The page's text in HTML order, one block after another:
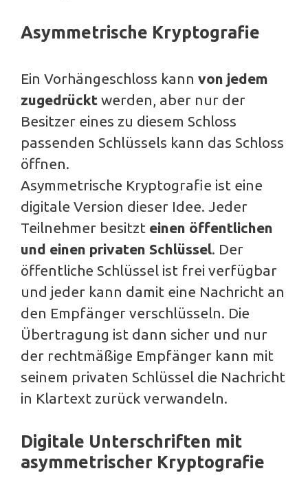
Asymmetrische Kryptografie
Ein Vorhängeschloss kann von jedem
zugedrückt werden, aber nur der
Besitzer eines zu diesem Schloss
passenden Schlüssels kann das Schloss
öffnen.
Asymmetrische Kryptografie ist eine
digitale Version dieser Idee. Jeder
Teilnehmer besitzt einen öffentlichen
und einen privaten Schlüssel. Der
öffentliche Schlüssel ist frei verfügbar
und jeder kann damit eine Nachricht an
den Empfänger verschlüsseln. Die
Übertragung ist dann sicher und nur
der rechtmäßige Empfänger kann mit
seinem privaten Schlüssel die Nachricht
in Klartext zurück verwandeln.
Digitale Unterschriften mit
asymmetrischer Kryptografie